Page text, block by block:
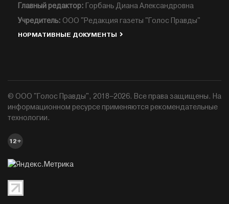
Главный редактор: Горбань Диана Александровна
Учредитель: ООО "Редакция газеты "Голос Правды"
НОРМАТИВНЫЕ ДОКУМЕНТЫ
© ООО "Голос Правды", 2018–2026. Все права защищены. На
информационном ресурсе применяются рекомендательные
технологии.
12+